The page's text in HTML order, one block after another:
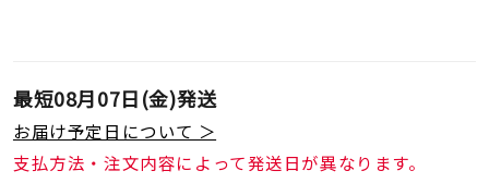
最短08月07日(金)発送
お届け予定日について ＞
支払方法・注文内容によって発送日が異なります。